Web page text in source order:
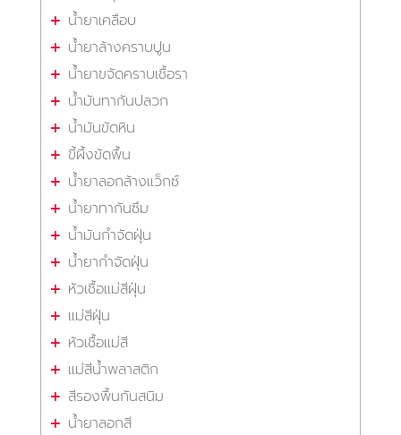
น้ำยาเคลือบ
น้ำยาล้างคราบปูน
น้ำยาขจัดคราบเชื้อรา
น้ำมันทากันปลวก
น้ำมันขัดหิน
ขี้ผึ้งขัดพื้น
น้ำยาลอกล้างแว็กซ์
น้ำยาทากันซึม
น้ำมันกำจัดฝุ่น
น้ำยากำจัดฝุ่น
หัวเชื้อแม่สีฝุ่น
แม่สีฝุ่น
หัวเชื้อแม่สี
แม่สีน้ำพลาสติก
สีรองพื้นกันสนิม
น้ำยาลอกสี